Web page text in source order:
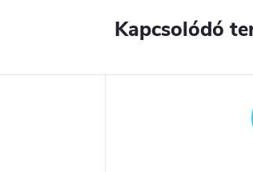
Kapcsolódó